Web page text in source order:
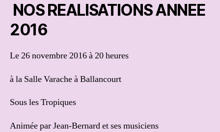
NOS REALISATIONS ANNEE
2016
Le 26 novembre 2016 à 20 heures
à la Salle Varache à Ballancourt
Sous les Tropiques
Animée par Jean-Bernard et ses musiciens